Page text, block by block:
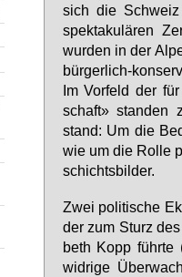
sich die
spek­ta­ku­lä­ren
wur­den in der
bür­ger­lich-
Im Vor­feld der
schaft» stan­den
stand: Um die
wie um die Rol­le
schichts­bil­der.
Zwei po­li­ti­sche
der zum Sturz
beth Kopp führ­te
wid­ri­ge